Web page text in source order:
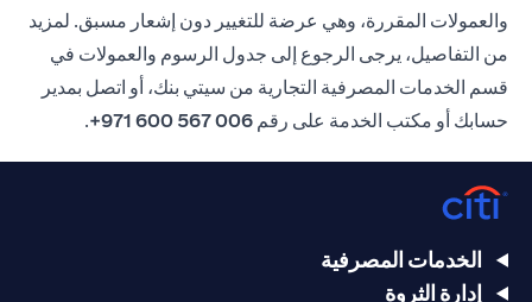
والعمولات المقررة، وهي عرضة للتغيير دون إشعار مسبق. لمزيد
من التفاصيل، يرجى الرجوع إلى جدول الرسوم والعمولات في
قسم الخدمات المصرفية التجارية من سيتي بنك، أو اتصل بمدير
حسابك أو مكتب الخدمة على رقم 006 567 600 971+
.
الخدمات المصرفية
إدارة الثروة